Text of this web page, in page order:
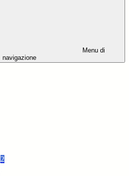
Menu di
navigazione
2